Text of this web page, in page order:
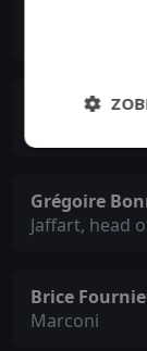
Chems
Grégoire
Jaffart, head
Brice
Marconi